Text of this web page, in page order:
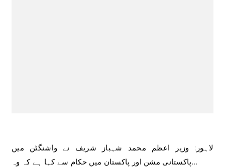
لاہور: وزیر اعظم محمد شہباز شریف نے واشنگٹن میں
پاکستانی مشن اور پاکستان میں حکام سے کہا ہے کہ وہ…